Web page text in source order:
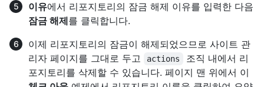
이유에서 리포지토리의 잠금 해제 이유를 입력한 다음
잠금 해제를 클릭합니다.
이제 리포지토리의 잠금이 해제되었으므로 사이트 관
리자 페이지를 그대로 두고
actions
조직 내에서 리
포지토리를 삭제할 수 있습니다. 페이지 맨 위에서 이